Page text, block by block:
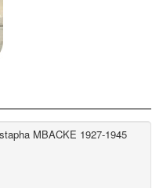
MBACKE 1927-1945